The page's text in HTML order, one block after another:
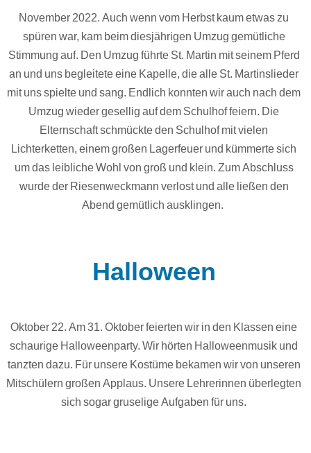
November 2022. Auch wenn vom Herbst kaum etwas zu
spüren war, kam beim diesjährigen Umzug gemütliche
Stimmung auf. Den Umzug führte St. Martin mit seinem Pferd
an und uns begleitete eine Kapelle, die alle St. Martinslieder
mit uns spielte und sang. Endlich konnten wir auch nach dem
Umzug wieder gesellig auf dem Schulhof feiern. Die
Elternschaft schmückte den Schulhof mit vielen
Lichterketten, einem großen Lagerfeuer und kümmerte sich
um das leibliche Wohl von groß und klein. Zum Abschluss
wurde der Riesenweckmann verlost und alle ließen den
Abend gemütlich ausklingen.
Halloween
Oktober 22. Am 31. Oktober feierten wir in den Klassen eine
schaurige Halloweenparty. Wir hörten Halloweenmusik und
tanzten dazu. Für unsere Kostüme bekamen wir von unseren
Mitschülern großen Applaus. Unsere Lehrerinnen überlegten
sich sogar gruselige Aufgaben für uns.